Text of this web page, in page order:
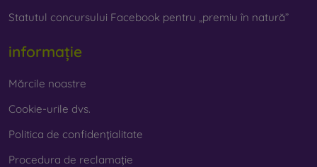
Statutul concursului Facebook pentru „premiu în natură”
informație
Mărcile noastre
Cookie-urile dvs.
Politica de confidențialitate
Procedura de reclamație